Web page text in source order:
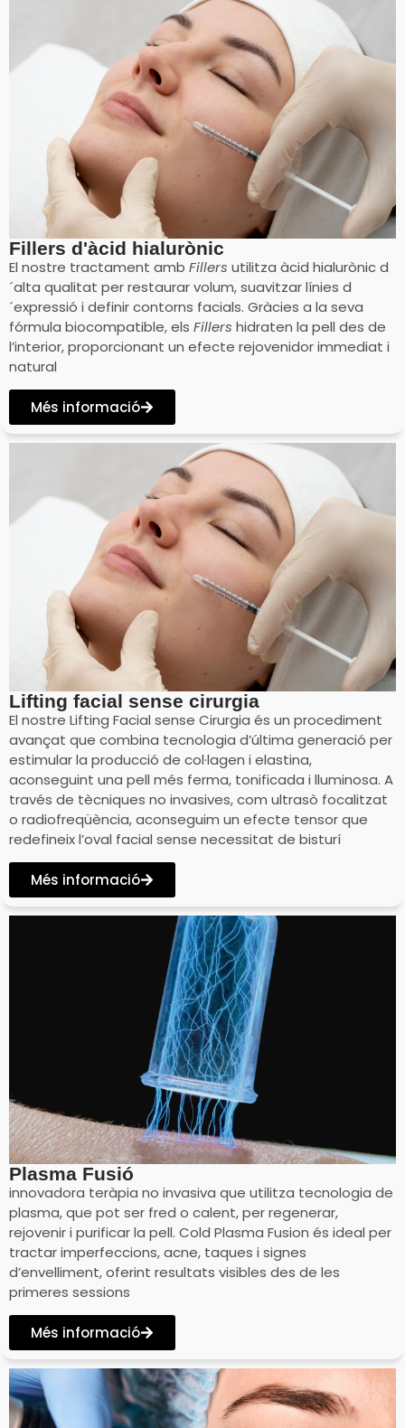
Fillers d'àcid hialurònic
El nostre tractament amb Fillers utilitza àcid hialurònic d
´alta qualitat per restaurar volum, suavitzar línies d
´expressió i definir contorns facials. Gràcies a la seva
fórmula biocompatible, els Fillers hidraten la pell des de
l’interior, proporcionant un efecte rejovenidor immediat i
natural
Més informació
Lifting facial sense cirurgia
El nostre Lifting Facial sense Cirurgia és un procediment
avançat que combina tecnologia d’última generació per
estimular la producció de col·lagen i elastina,
aconseguint una pell més ferma, tonificada i lluminosa. A
través de tècniques no invasives, com ultrasò focalitzat
o radiofreqüència, aconseguim un efecte tensor que
redefineix l’oval facial sense necessitat de bisturí
Més informació
Plasma Fusió
innovadora teràpia no invasiva que utilitza tecnologia de
plasma, que pot ser fred o calent, per regenerar,
rejovenir i purificar la pell. Cold Plasma Fusion és ideal per
tractar imperfeccions, acne, taques i signes
d’envelliment, oferint resultats visibles des de les
primeres sessions
Més informació